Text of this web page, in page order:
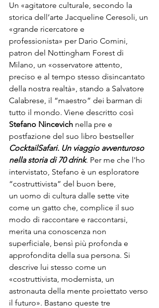
Un «agitatore culturale, secondo la
storica dell’arte Jacqueline Ceresoli, un
«grande ricercatore e
professionista» per Dario Comini,
patron del Nottingham Forest di
Milano, un «osservatore attento,
preciso e al tempo stesso disincantato
della nostra realtà», stando a Salvatore
Calabrese, il “maestro” dei barman di
tutto il mondo. Viene descritto così
Stefano Nincevich nella pre e
postfazione del suo libro bestseller
CocktailSafari. Un viaggio avventuroso
nella storia di 70 drink. Per me che l'ho
intervistato, Stefano è un esploratore
“costruttivista” del buon bere,
un uomo di cultura dalle sette vite
come un gatto che, complice il suo
modo di raccontare e raccontarsi,
merita una conoscenza non
superficiale, bensì più profonda e
approfondita della sua persona. Si
descrive lui stesso come un
«costruttivista, modernista, un
astronauta della mente proiettato verso
il futuro». Bastano queste tre